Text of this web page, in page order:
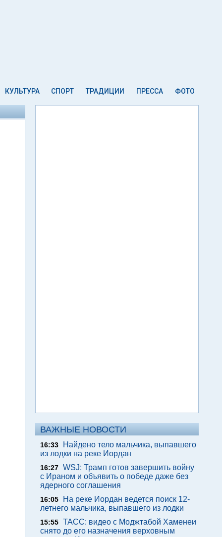
КУЛЬТУРА СПОРТ ТРАДИЦИИ ПРЕССА ФОТО
ВАЖНЫЕ НОВОСТИ
16:33
Найдено тело мальчика, выпавшего
из лодки на реке Иордан
16:27 WSJ: Трамп готов завершить войну
с Ираном и объявить о победе даже без
ядерного соглашения
16:05
На реке Иордан ведется поиск 12-
летнего мальчика, выпавшего из лодки
15:55 ТАСС: видео с Моджтабой Хаменеи
снято до его назначения верховным